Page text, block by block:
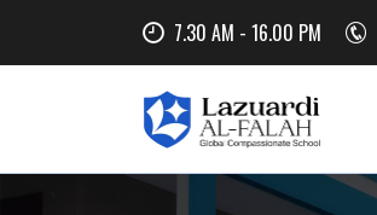
7.30 AM - 16.00 PM